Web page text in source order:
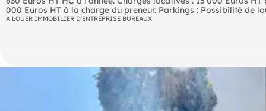
000 Euros HT à la charge du preneur. Parkings : Possibilité de
Disponibilité : Immédiate Pour plus d'informations ou
A LOUER IMMOBILIER D'ENTREPRISE BUREAUX